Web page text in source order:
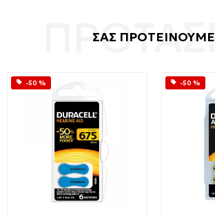
ΣΑΣ ΠΡΟΤΕΙΝΟΥΜΕ
-50 % -50 %